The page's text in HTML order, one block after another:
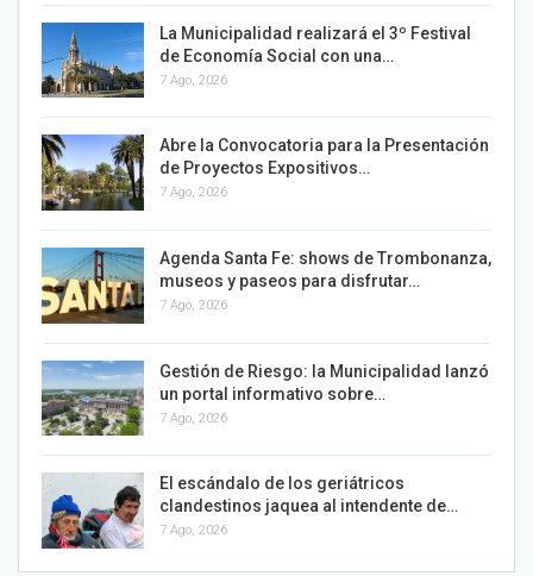
La Municipalidad realizará el 3º Festival
de Economía Social con una…
7 Ago, 2026
Abre la Convocatoria para la Presentación
de Proyectos Expositivos…
7 Ago, 2026
Agenda Santa Fe: shows de Trombonanza,
museos y paseos para disfrutar…
7 Ago, 2026
Gestión de Riesgo: la Municipalidad lanzó
un portal informativo sobre…
7 Ago, 2026
El escándalo de los geriátricos
clandestinos jaquea al intendente de…
7 Ago, 2026